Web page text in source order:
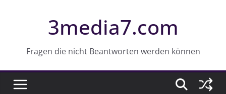
3media7.com
Fragen die nicht Beantworten werden können